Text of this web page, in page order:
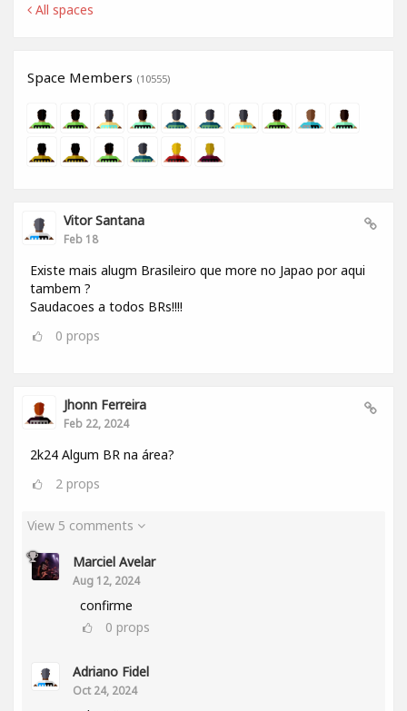
All spaces
Space Members (10555)
Vitor Santana
Feb 18
Existe mais alugm Brasileiro que more no Japao por aqui
tambem ?
Saudacoes a todos BRs!!!!
0 props
Jhonn Ferreira
Feb 22, 2024
2k24 Algum BR na área?
2 props
View 5 comments
Marciel Avelar
Aug 12, 2024
confirme
0 props
Adriano Fidel
Oct 24, 2024